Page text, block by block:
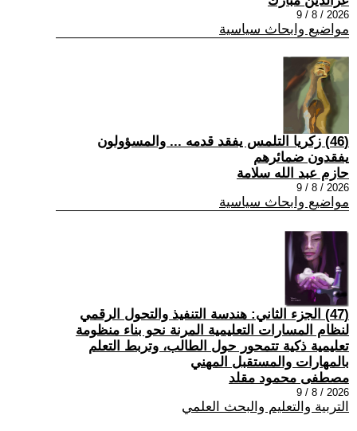
2026 / 8 / 9
مواضيع وابحاث سياسية
(46) زكريا التلمس يفقد قدمه ... والمسؤولون
يفقدون ضمائرهم
حازم عبد الله سلامة
2026 / 8 / 9
مواضيع وابحاث سياسية
(47) الجزء الثاني: هندسة التنفيذ والتحول الرقمي
لنظام المسارات التعليمية المرنة نحو بناء منظومة
تعليمية ذكية تتمحور حول الطالب، وتربط التعلم
بالمهارات والمستقبل المهني
مصطفى محمود مقلد
2026 / 8 / 9
التربية والتعليم والبحث العلمي